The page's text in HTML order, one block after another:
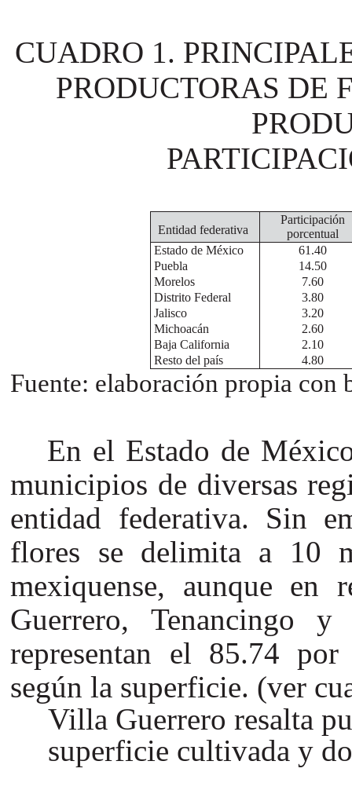
CUADRO 1.
PRODUCTORAS DE
Entidad federativa
Participación
porcentual
Estado de México
61.40
Puebla
14.50
Morelos
7.60
Distrito Federal
3.80
Jalisco
3.20
Michoacán
2.60
Baja California
2.10
Resto del país
4.80
Fuente: elaboración propia con
En el Estado de
municipios de diversas
entidad federativa. Sin
flores se delimita a 10
mexiquense, aunque
Guerrero, Tenancingo
representan el 85.74
según la superficie. (ver
Villa Guerrero resalta
superficie cultivada y